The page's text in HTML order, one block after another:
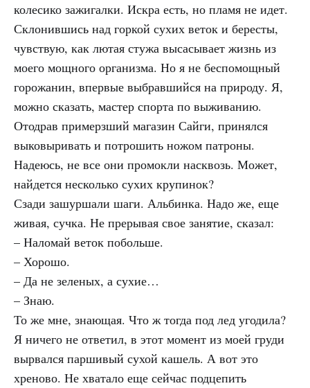
колесико зажигалки. Искра есть, но пламя не идет.
Склонившись над горкой сухих веток и бересты,
чувствую, как лютая стужа высасывает жизнь из
моего мощного организма. Но я не беспомощный
горожанин, впервые выбравшийся на природу. Я,
можно сказать, мастер спорта по выживанию.
Отодрав примерзший магазин Сайги, принялся
выковыривать и потрошить ножом патроны.
Надеюсь, не все они промокли насквозь. Может,
найдется несколько сухих крупинок?
Сзади зашуршали шаги. Альбинка. Надо же, еще
живая, сучка. Не прерывая свое занятие, сказал:
– Наломай веток побольше.
– Хорошо.
– Да не зеленых, а сухие…
– Знаю.
То же мне, знающая. Что ж тогда под лед угодила?
Я ничего не ответил, в этот момент из моей груди
вырвался паршивый сухой кашель. А вот это
хреново. Не хватало еще сейчас подцепить